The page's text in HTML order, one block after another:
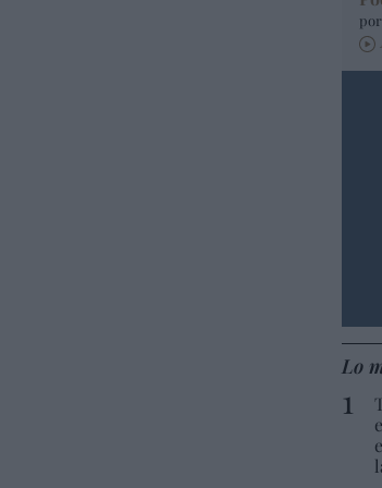
Lo